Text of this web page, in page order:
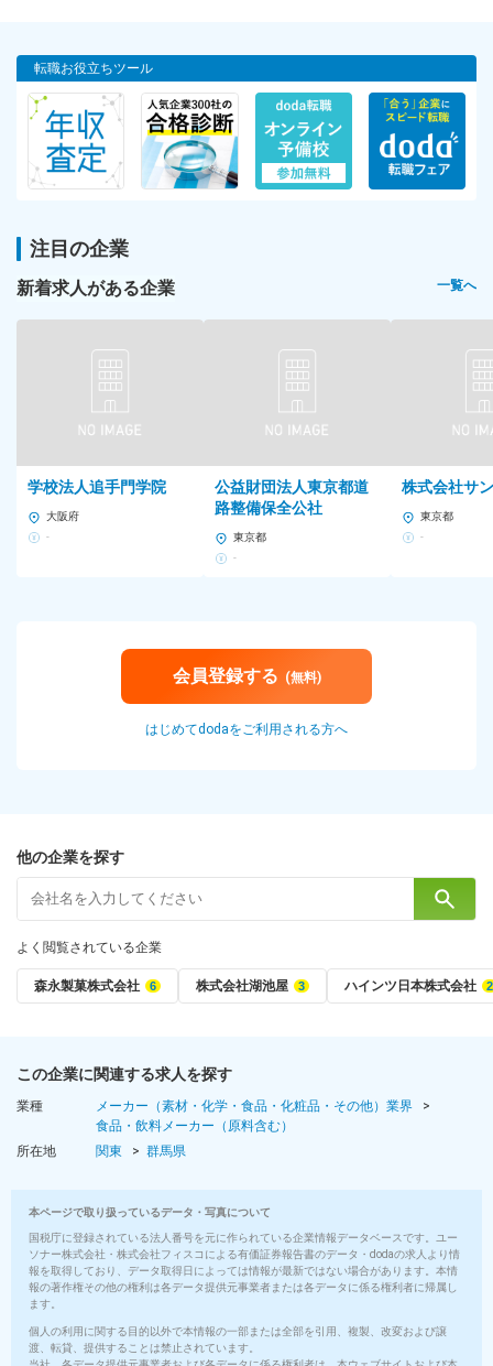
転職お役立ちツール
注目の企業
新着求人がある企業 一覧へ
学校法人追手門学院
大阪府
-
公益財団法人東京都道
路整備保全公社
東京都
-
株式会社サ
東京都
-
会員登録する (無料)
はじめてdodaをご利用される方へ
他の企業を探す
よく閲覧されている企業
森永製菓株式会社 株式会社湖池屋 ハインツ日本株式会社
この企業に関連する求人を探す
業種
メーカー（素材・化学・食品・化粧品・その他）業界
食品・飲料メーカー（原料含む）
所在地
関東 群馬県
本ページで取り扱っているデータ・写真について
国税庁に登録されている法人番号を元に作られている企業情報データベースです。ユー
ソナー株式会社・株式会社フィスコによる有価証券報告書のデータ・dodaの求人より情
報を取得しており、データ取得日によっては情報が最新ではない場合があります。本情
報の著作権その他の権利は各データ提供元事業者または各データに係る権利者に帰属し
ます。
個人の利用に関する目的以外で本情報の一部または全部を引用、複製、改変および譲
渡、転貸、提供することは禁止されています。